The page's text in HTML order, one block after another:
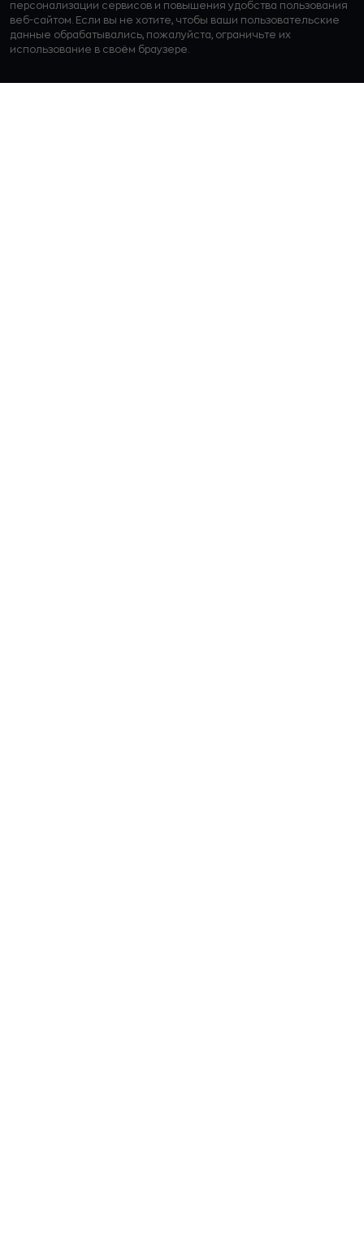
персонализации сервисов и повышения удобства пользования
веб-сайтом. Если вы не хотите, чтобы ваши пользовательские
данные обрабатывались, пожалуйста, ограничьте их
использование в своём браузере.